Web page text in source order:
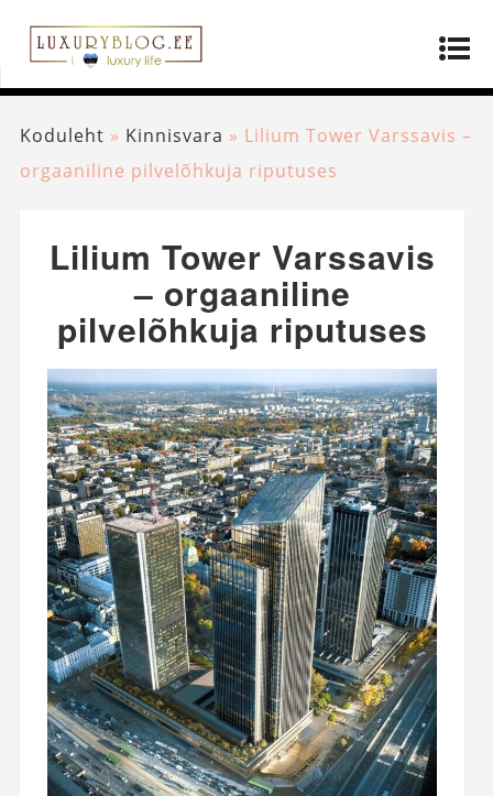
Koduleht » Kinnisvara » Lilium Tower Varssavis –
orgaaniline pilvelõhkuja riputuses
Lilium Tower Varssavis
– orgaaniline
pilvelõhkuja riputuses